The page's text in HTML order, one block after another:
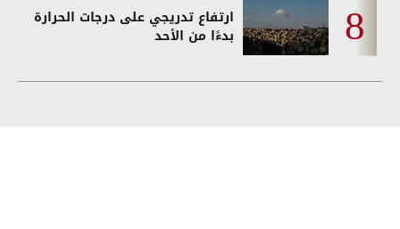
ارتفاع تدريجي على درجات الحرارة
بدءًا من الأحد